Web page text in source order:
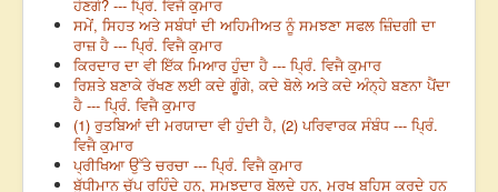
ਹੋਣਗੇ? --- ਪ੍ਰਿੰ. ਵਿਜੈ ਕੁਮਾਰ
ਸਮੇਂ, ਸਿਹਤ ਅਤੇ ਸਬੰਧਾਂ ਦੀ ਅਹਿਮੀਅਤ ਨੂੰ ਸਮਝਣਾ ਸਫਲ ਜ਼ਿੰਦਗੀ ਦਾ
ਰਾਜ਼ ਹੈ --- ਪ੍ਰਿੰ. ਵਿਜੈ ਕੁਮਾਰ
ਕਿਰਦਾਰ ਦਾ ਵੀ ਇੱਕ ਮਿਆਰ ਹੁੰਦਾ ਹੈ --- ਪ੍ਰਿੰ. ਵਿਜੈ ਕੁਮਾਰ
ਰਿਸ਼ਤੇ ਬਣਾਕੇ ਰੱਖਣ ਲਈ ਕਦੇ ਗੂੰਗੇ, ਕਦੇ ਬੋਲੇ ਅਤੇ ਕਦੇ ਅੰਨ੍ਹੇ ਬਣਨਾ ਪੈਂਦਾ
ਹੈ --- ਪ੍ਰਿੰ. ਵਿਜੈ ਕੁਮਾਰ
(1) ਰੁਤਬਿਆਂ ਦੀ ਮਰਯਾਦਾ ਵੀ ਹੁੰਦੀ ਹੈ, (2) ਪਰਿਵਾਰਕ ਸੰਬੰਧ --- ਪ੍ਰਿੰ.
ਵਿਜੈ ਕੁਮਾਰ
ਪ੍ਰੀਖਿਆ ਉੱਤੇ ਚਰਚਾ --- ਪ੍ਰਿੰ. ਵਿਜੈ ਕੁਮਾਰ
ਬੁੱਧੀਮਾਨ ਚੁੱਪ ਰਹਿੰਦੇ ਹਨ, ਸਮਝਦਾਰ ਬੋਲਦੇ ਹਨ, ਮੂਰਖ ਬਹਿਸ ਕਰਦੇ ਹਨ